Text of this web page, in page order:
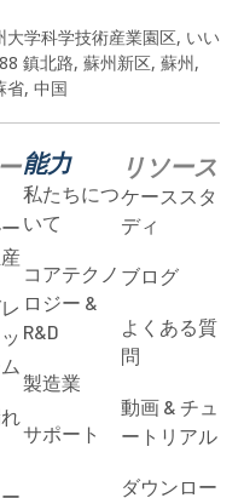
大学科学技術産業園区, いい
鎮北路, 蘇州新区, 蘇州,
省, 中国
能力
私たちにつ
いて
コアテクノ
ロジー &
R&D
製造業
サポート
リソース
ケーススタ
ディ
ブログ
よくある質
問
動画 & チュ
ートリアル
ダウンロー